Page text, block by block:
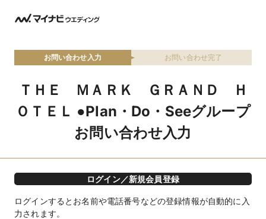
お問い合わせ入力 お問い合わせ完了
ＴＨＥ ＭＡＲＫ ＧＲＡＮＤ Ｈ
ＯＴＥＬ ●Plan・Do・Seeグループ
お問い合わせ入力
ログイン／新規会員登録
ログインするとお名前や電話番号などの登録情報が自動的に入
力されます。